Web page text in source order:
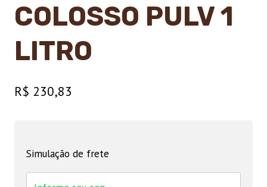
COLOSSO PULV 1
LITRO
R$ 230,83
Simulação de frete